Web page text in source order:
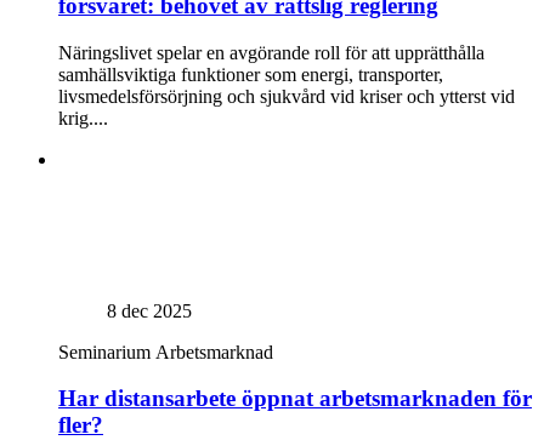
försvaret: behovet av rättslig reglering
Näringslivet spelar en avgörande roll för att upprätthålla
samhällsviktiga funktioner som energi, transporter,
livsmedelsförsörjning och sjukvård vid kriser och ytterst vid
krig....
8 dec 2025
Seminarium Arbetsmarknad
Har distansarbete öppnat arbetsmarknaden för
fler?